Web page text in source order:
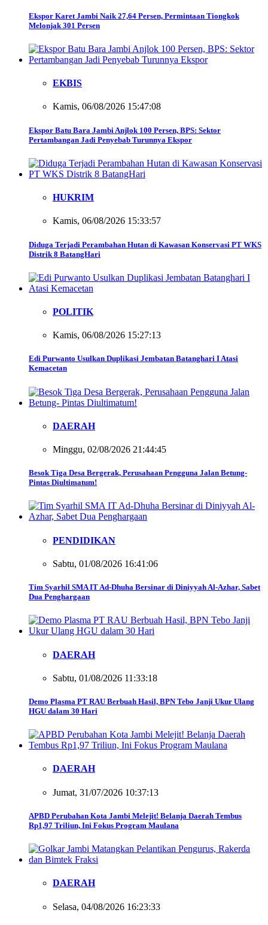
Ekspor Karet Jambi Naik 27,64 Persen, Permintaan Tiongkok
Melonjak 301 Persen
EKBIS
Kamis, 06/08/2026 15:47:08
Ekspor Batu Bara Jambi Anjlok 100 Persen, BPS: Sektor
Pertambangan Jadi Penyebab Turunnya Ekspor
HUKRIM
Kamis, 06/08/2026 15:33:57
Diduga Terjadi Perambahan Hutan di Kawasan Konservasi PT WKS
Distrik 8 BatangHari
POLITIK
Kamis, 06/08/2026 15:27:13
Edi Purwanto Usulkan Duplikasi Jembatan Batanghari I Atasi
Kemacetan
DAERAH
Minggu, 02/08/2026 21:44:45
Besok Tiga Desa Bergerak, Perusahaan Pengguna Jalan Betung-
Pintas Diultimatum!
PENDIDIKAN
Sabtu, 01/08/2026 16:41:06
Tim Syarhil SMA IT Ad-Dhuha Bersinar di Diniyyah Al-Azhar, Sabet
Dua Penghargaan
DAERAH
Sabtu, 01/08/2026 11:33:18
Demo Plasma PT RAU Berbuah Hasil, BPN Tebo Janji Ukur Ulang
HGU dalam 30 Hari
DAERAH
Jumat, 31/07/2026 10:37:13
APBD Perubahan Kota Jambi Melejit! Belanja Daerah Tembus
Rp1,97 Triliun, Ini Fokus Program Maulana
DAERAH
Selasa, 04/08/2026 16:23:33